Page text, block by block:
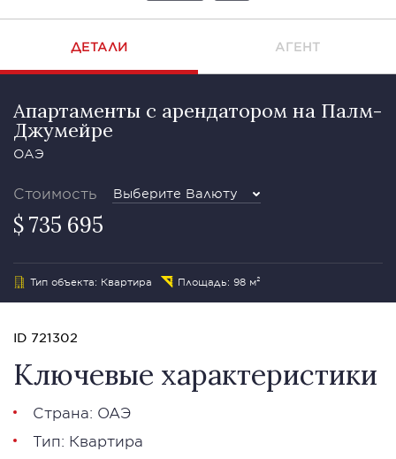
ДЕТАЛИ АГЕНТ
Апартаменты с арендатором на Палм-
Джумейре
ОАЭ
Стоимость Выберите Валюту
$ 735 695
Тип объекта: Квартира Площадь: 98 м²
ID 721302
Ключевые характеристики
Страна: ОАЭ
Тип: Квартира